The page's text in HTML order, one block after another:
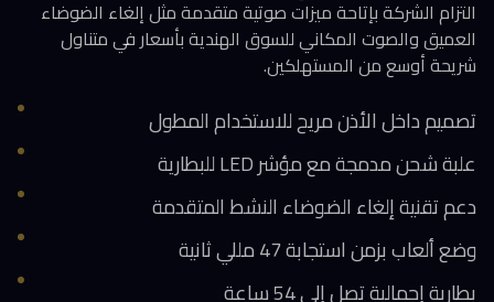
التزام الشركة بإتاحة ميزات صوتية متقدمة مثل إلغاء الضوضاء
العميق والصوت المكاني للسوق الهندية بأسعار في متناول
شريحة أوسع من المستهلكين.
تصميم داخل الأذن مريح للاستخدام المطول
علبة شحن مدمجة مع مؤشر LED للبطارية
دعم تقنية إلغاء الضوضاء النشط المتقدمة
وضع ألعاب بزمن استجابة 47 مللي ثانية
بطارية إجمالية تصل إلى 54 ساعة